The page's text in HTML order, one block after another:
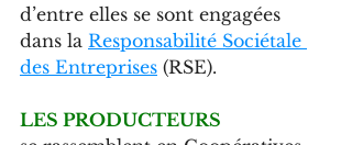
d’entre elles se sont engagées
dans la Responsabilité Sociétale
des Entreprises (RSE).
LES PRODUCTEURS